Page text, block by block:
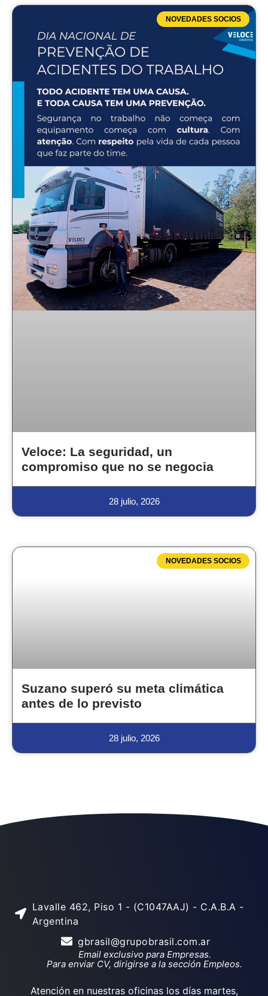
NOVEDADES SOCIOS
Veloce: La seguridad, un
compromiso que no se negocia
28 julio, 2026
NOVEDADES SOCIOS
Suzano superó su meta climática
antes de lo previsto
28 julio, 2026
Lavalle 462, Piso 1 - (C1047AAJ) - C.A.B.A -
Argentina
gbrasil@grupobrasil.com.ar
Email exclusivo para Empresas.
Para enviar CV, dirigirse a la sección Empleos.
Atención en nuestras oficinas los días martes,